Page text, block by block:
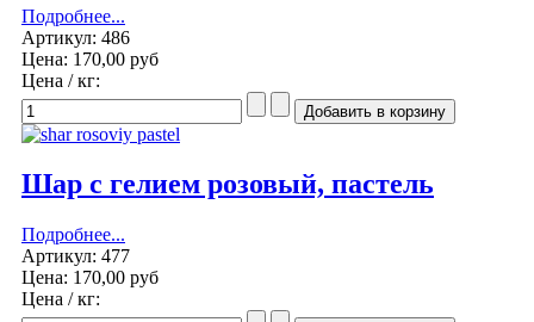
Подробнее...
Артикул: 486
Цена: 170,00 руб
Цена / кг:
Шар с гелием розовый, пастель
Подробнее...
Артикул: 477
Цена: 170,00 руб
Цена / кг: